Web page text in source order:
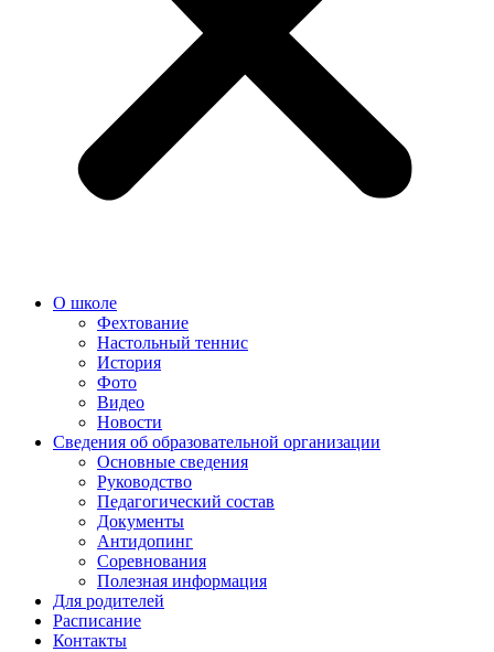
О школе
Фехтование
Настольный теннис
История
Фото
Видео
Новости
Сведения об образовательной организации
Основные сведения
Руководство
Педагогический состав
Документы
Антидопинг
Соревнования
Полезная информация
Для родителей
Расписание
Контакты